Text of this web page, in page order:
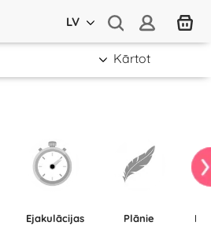
LV
Kārtot
Ejakulācijas
Plānie